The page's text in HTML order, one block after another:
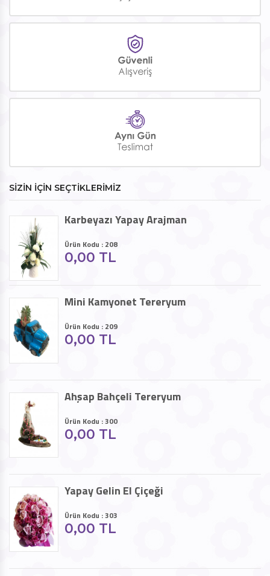
SİZİN İÇİN SEÇTİKLERİMİZ
Karbeyazı Yapay Arajman
Ürün Kodu : 208
0,00 TL
Mini Kamyonet Tereryum
Ürün Kodu : 209
0,00 TL
Ahşap Bahçeli Tereryum
Ürün Kodu : 300
0,00 TL
Yapay Gelin El Çiçeği
Ürün Kodu : 303
0,00 TL